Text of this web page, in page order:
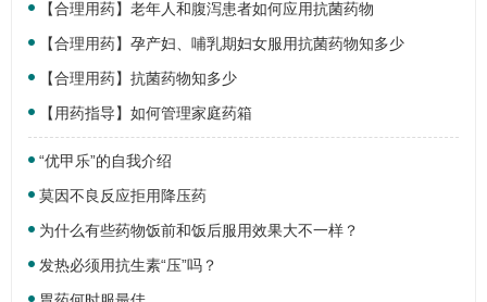
【合理用药】老年人和腹泻患者如何应用抗菌药物
【合理用药】孕产妇、哺乳期妇女服用抗菌药物知多少
【合理用药】抗菌药物知多少
【用药指导】如何管理家庭药箱
“优甲乐”的自我介绍
莫因不良反应拒用降压药
为什么有些药物饭前和饭后服用效果大不一样？
发热必须用抗生素“压”吗？